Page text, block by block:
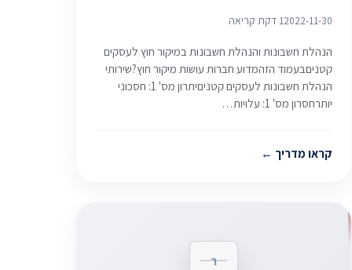
2022-11-301 דקת קריאה
הנהלת חשבונות והנהלת חשבונות במיקור חוץ לעסקים
קטניםבעמוד הזהמדוע חברות עושות מיקור חוץ?שירותי
הנהלת חשבונות לעסקים קטניםיתרון מס' 1: חסכוני
יותרחסרון מס' 1: עלויות…
קראו מדריך
ר